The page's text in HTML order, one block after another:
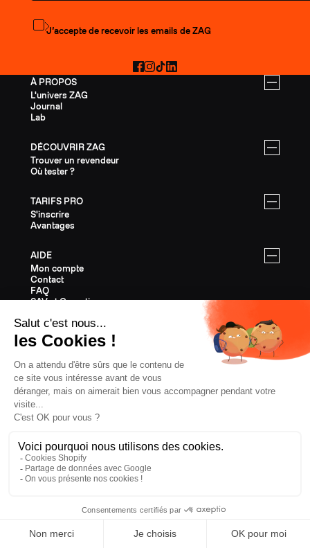
À PROPOS
L'univers ZAG
Journal
Lab
DÉCOUVRIR ZAG
Trouver un revendeur
Où tester ?
TARIFS PRO
S'inscrire
Avantages
AIDE
Mon compte
Contact
FAQ
SAV et Garantie
Instructions de montage
Tous les skis de Freeride
Equipement Freeride
Guide des tailles Freeride
SKIS RANDONNÉE
Tous les skis de Randonnée
Equipement Randonnée
Guide des tailles Randonnée
SKIS ALL MOUNTAIN
S'abonner à la newsletter
J’accepte de recevoir les emails de ZAG
Facebook
Instagram
TikTokLinkedIn